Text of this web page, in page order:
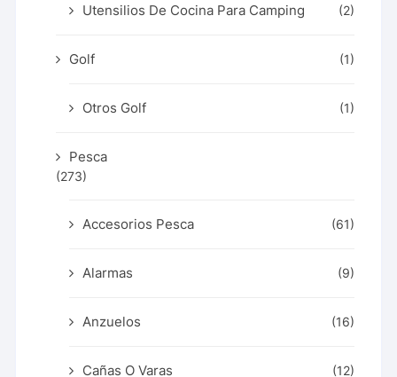
Utensilios De Cocina Para Camping (2)
Golf (1)
Otros Golf (1)
Pesca
(273)
Accesorios Pesca (61)
Alarmas (9)
Anzuelos (16)
Cañas O Varas (12)